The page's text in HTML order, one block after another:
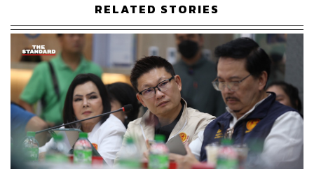
ซึ่งแต่ละคนก็คัดเลือก ส.ว. ในสายงานที่ตนเองรับผิดชอบ ซึ่ง
มีข้อตกลงว่าจะพิจารณาจากรายชื่อผู้ที่เป็นสมาชิกสภา
นิติบัญญัติแห่งชาติ
สภาปฏิรูปแห่งชาติและสภาขับเคลื่อน
การปฏิรูปประเทศ พร้อมยืนยันว่ารายชื่อทั้งหมดคัดเลือกมา
ได้ 394 คน และส่งให้ คสช. คัดเลือกเหลือ 194 คน ซึ่งการคัด
เลือกนั้นคณะกรรมการสรรหาไม่มีการเสนอและลงคะแนน
ให้ตนเอง ส่วนเหตุผลสำคัญที่เพิ่งเปิดเผยรายชื่อคณะ
กรรมการสรรหาตอนนี้เป็นเพราะต้องการป้องกันการ
แทรกแซงและวิ่งเต้น รวมถึงเรื่องนี้ได้ทำการชี้แจงไปยัง
สำนักงานผู้ตรวจการแผ่นดินแล้ว
RELATED STORIES